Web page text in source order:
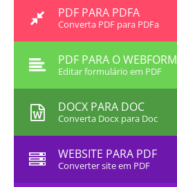
PDF PARA PDFA
Converta PDF para PDFa
PDF PARA O WEBFORM
Editar formulário em PDF
DOCX PARA DOC
Converta Docx para Doc
WEBSITE PARA PDF
Converter site em PDF